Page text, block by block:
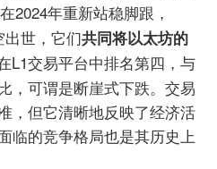
在2024年重新站稳脚跟，
出世，它们共同将以太坊的
L1交易平台中排名第四，与
，可谓是断崖式下跌。交易
，但它清晰地反映了经济活
临的竞争格局也是其历史上